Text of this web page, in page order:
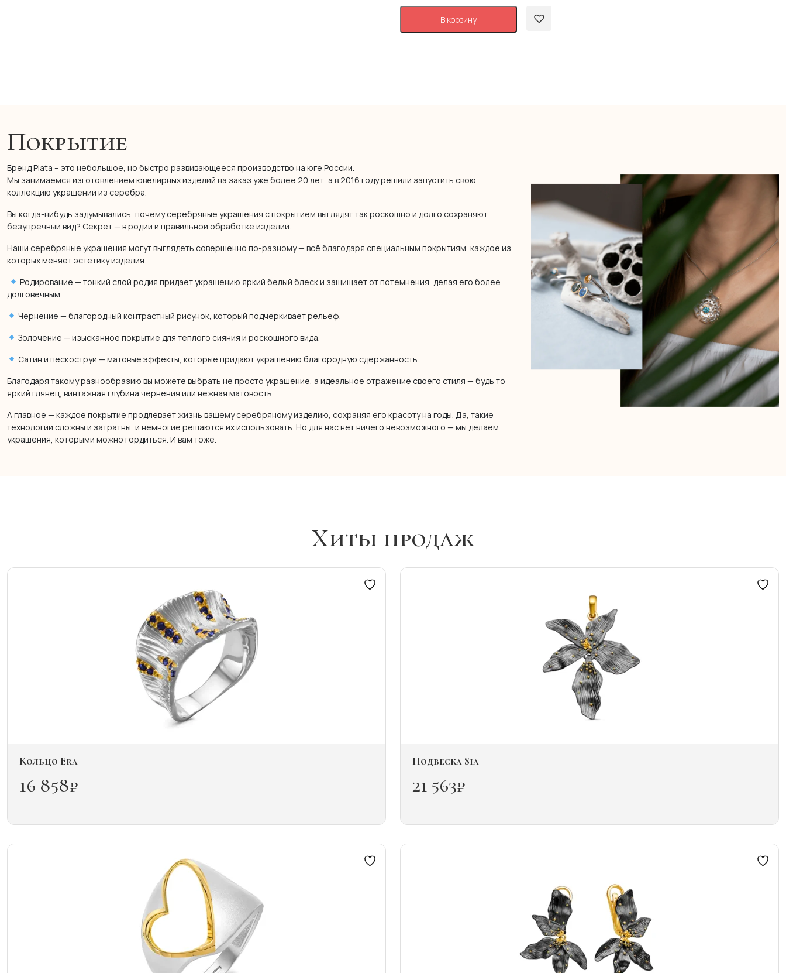
В корзину
Покрытие
Бренд Plata – это небольшое, но быстро развивающееся производство на юге России.
Мы занимаемся изготовлением ювелирных изделий на заказ уже более 20 лет, а в 2016 году решили запустить свою
коллекцию украшений из серебра.
Вы когда-нибудь задумывались, почему серебряные украшения с покрытием выглядят так роскошно и долго сохраняют
безупречный вид? Секрет — в родии и правильной обработке изделий.
Наши серебряные украшения могут выглядеть совершенно по-разному — всё благодаря специальным покрытиям, каждое из
которых меняет эстетику изделия.
Родирование — тонкий слой родия придает украшению яркий белый блеск и защищает от потемнения, делая его более
долговечным.
Чернение — благородный контрастный рисунок, который подчеркивает рельеф.
Золочение — изысканное покрытие для теплого сияния и роскошного вида.
Сатин и пескоструй — матовые эффекты, которые придают украшению благородную сдержанность.
Благодаря такому разнообразию вы можете выбрать не просто украшение, а идеальное отражение своего стиля — будь то
яркий глянец, винтажная глубина чернения или нежная матовость.
А главное — каждое покрытие продлевает жизнь вашему серебряному изделию, сохраняя его красоту на годы. Да, такие
технологии сложны и затратны, и немногие решаются их использовать. Но для нас нет ничего невозможного — мы делаем
украшения, которыми можно гордиться. И вам тоже.
Хиты продаж
Кольцо Era
16 858₽
имеет
Подвеска Sia
21 563₽
имеет